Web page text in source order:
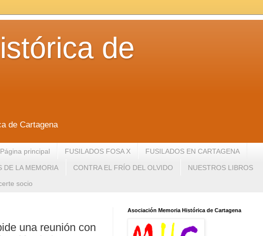
de
de Cartagena
Página principal FUSILADOS FOSA X FUSILADOS EN CARTAGENA
DE LA MEMORIA CONTRA EL FRÍO DEL OLVIDO NUESTROS LIBROS
socio
una reunión con
Asociación Memoria Histórica de Cartagena